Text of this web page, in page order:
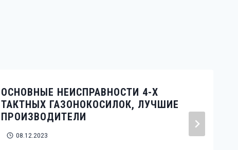
ОСНОВНЫЕ НЕИСПРАВНОСТИ 4-Х
ТАКТНЫХ ГАЗОНОКОСИЛОК, ЛУЧШИЕ
ПРОИЗВОДИТЕЛИ
08.12.2023